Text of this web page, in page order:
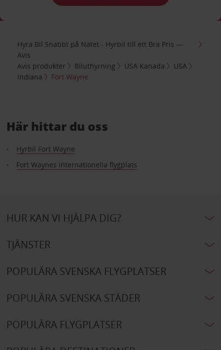
Hyra Bil Snabbt på Nätet - Hyrbil till ett Bra Pris —
Avis
Avis produkter
Biluthyrning USA Kanada
USA
Indiana
Fort Wayne
Här hittar du oss
Hyrbil Fort Wayne
Fort Waynes internationella flygplats
HUR KAN VI HJÄLPA DIG?
TJÄNSTER
POPULÄRA SVENSKA FLYGPLATSER
POPULÄRA SVENSKA STÄDER
POPULÄRA FLYGPLATSER